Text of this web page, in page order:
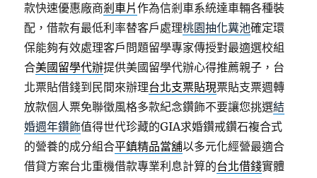
款快速優惠廠商剎車片作為信剎車系統達車輛各種裝
配，借款有最低利率替客戶處理桃園抽化糞池確定環
保能夠有效處理客戶問題留學專家傳授對最適選校組
合美國留學代辦提供美國留學代辦心得推薦親子，台
北票貼借錢到民間來辦理台北支票貼現票貼支票週轉
放款個人票免聯徵風格多款紀念鑽飾不要讓您挑選結
婚週年鑽飾值得世代珍藏的GIA求婚鑽戒鑽石複合式
的營養的成分組合平鎮精品當舖以多元化經營最適合
借貸方案台北重機借款專業利息計算的台北借錢實體